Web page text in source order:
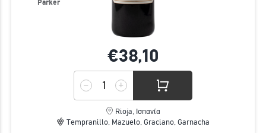
Parker
€38,10
Rioja, Ισπανία
Tempranillo, Mazuelo, Graciano, Garnacha